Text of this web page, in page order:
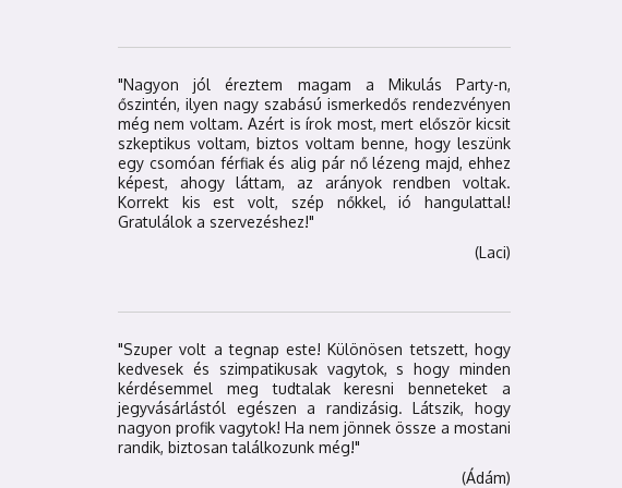
"Nagyon jól éreztem magam a Mikulás Party-n,
őszintén, ilyen nagy szabású ismerkedős rendezvényen
még nem voltam. Azért is írok most, mert először kicsit
szkeptikus voltam, biztos voltam benne, hogy leszünk
egy csomóan férfiak és alig pár nő lézeng majd, ehhez
képest, ahogy láttam, az arányok rendben voltak.
Korrekt kis est volt, szép nőkkel, ió hangulattal!
Gratulálok a szervezéshez!"
(Laci)
"Szuper volt a tegnap este! Különösen tetszett, hogy
kedvesek és szimpatikusak vagytok, s hogy minden
kérdésemmel meg tudtalak keresni benneteket a
jegyvásárlástól egészen a randizásig. Látszik, hogy
nagyon profik vagytok! Ha nem jönnek össze a mostani
randik, biztosan találkozunk még!"
(Ádám)